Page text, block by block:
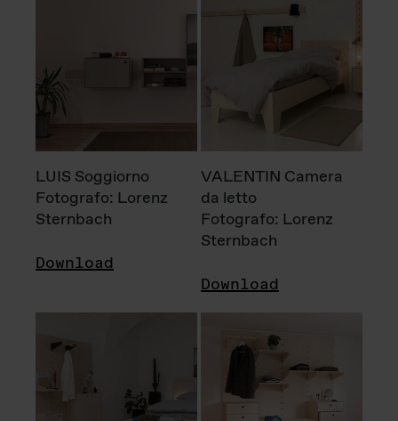
LUIS Soggiorno
Fotografo: Lorenz
Sternbach
Download
VALENTIN Camera
da letto
Fotografo: Lorenz
Sternbach
Download